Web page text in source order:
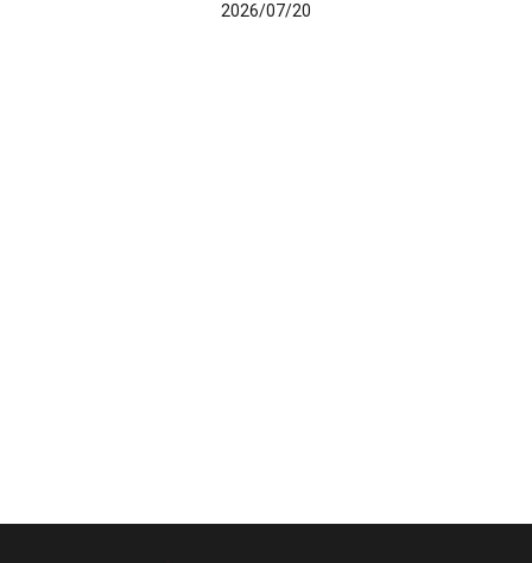
2026/07/20